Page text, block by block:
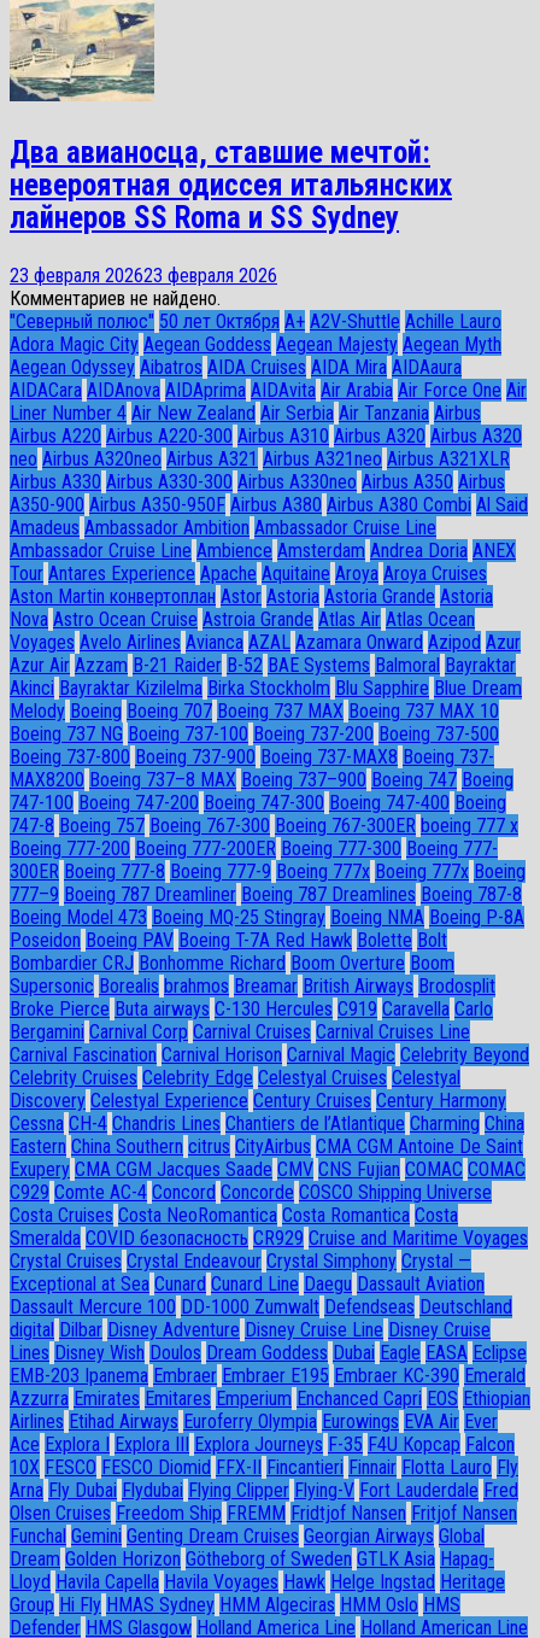
Два авианосца, ставшие мечтой:
невероятная одиссея итальянских
лайнеров SS Roma и SS Sydney
23 февраля 202623 февраля 2026
Комментариев не найдено.
"Северный полюс" 50 лет Октября A+ A2V-Shuttle Achille Lauro
Adora Magic City Aegean Goddess Aegean Majesty Aegean Myth
Aegean Odyssey Aibatros AIDA Cruises AIDA Mira AIDAaura
AIDACara AIDAnova AIDAprima AIDAvita Air Arabia Air Force One Air
Liner Number 4 Air New Zealand Air Serbia Air Tanzania Airbus
Airbus A220 Airbus A220-300 Airbus A310 Airbus A320 Airbus A320
neo Airbus A320neo Airbus A321 Airbus A321neo Airbus A321XLR
Airbus A330 Airbus A330-300 Airbus A330neo Airbus A350 Airbus
A350-900 Airbus A350-950F Airbus A380 Airbus A380 Combi Al Said
Amadeus Ambassador Ambition Ambassador Cruise Line
Ambassador Сruise Line Ambience Amsterdam Andrea Doria ANEX
Tour Antares Experience Apache Aquitaine Aroya Aroya Cruises
Aston Martin конвертоплан Astor Astoria Astoria Grande Astoria
Nova Astro Ocean Cruise Astroia Grande Atlas Air Atlas Ocean
Voyages Avelo Airlines Avianca AZAL Azamara Onward Azipod Azur
Azur Air Azzam B-21 Raider B-52 BAE Systems Balmoral Bayraktar
Akinci Bayraktar Kizilelma Birka Stockholm Blu Sapphire Blue Dream
Melody Boeing Boeing 707 Boeing 737 MAX Boeing 737 MAX 10
Boeing 737 NG Boeing 737-100 Boeing 737-200 Boeing 737-500
Boeing 737-800 Boeing 737-900 Boeing 737-MAX8 Boeing 737-
MAX8200 Boeing 737–8 MAX Boeing 737–900 Boeing 747 Boeing
747-100 Boeing 747-200 Boeing 747-300 Boeing 747-400 Boeing
747-8 Boeing 757 Boeing 767-300 Boeing 767-300ER boeing 777 x
Boeing 777-200 Boeing 777-200ER Boeing 777-300 Boeing 777-
300ER Boeing 777-8 Boeing 777-9 Boeing 777x Boeing 777х Boeing
777–9 Boeing 787 Dreamliner Boeing 787 Dreamlines Boeing 787-8
Boeing Model 473 Boeing MQ-25 Stingray Boeing NMA Boeing P-8A
Poseidon Boeing PAV Boeing T-7A Red Hawk Bolette Bolt
Bombardier CRJ Bonhomme Richard Boom Overture Boom
Supersonic Borealis brahmos Breamar British Airways Brodosplit
Broke Pierce Buta airways C-130 Hercules C919 Caravella Carlo
Bergamini Carnival Corp Carnival Cruises Carnival Cruises Line
Carnival Fascination Carnival Horison Carnival Magic Celebrity Beyond
Celebrity Cruises Celebrity Edge Celestyal Cruises Celestyal
Discovery Celestyal Experience Century Cruises Century Harmony
Cessna CH-4 Chandris Lines Chantiers de l’Atlantique Charming China
Eastern China Southern citrus CityAirbus CMA CGM Antoine De Saint
Exupery CMA CGM Jacques Saade CMV CNS Fujian COMAC COMAC
C929 Comte AC-4 Concord Concorde COSCO Shipping Universe
Costa Cruises Costa NeoRomantica Costa Romantica Costa
Smeralda COVID безопасность CR929 Cruise and Maritime Voyages
Crystal Cruises Crystal Endeavour Crystal Simphony Crystal —
Exceptional at Sea Cunard Cunard Line Daegu Dassault Aviation
Dassault Mercure 100 DD-1000 Zumwalt Defendseas Deutschland
digital Dilbar Disney Adventure Disney Cruise Line Disney Cruise
Lines Disney Wish Doulos Dream Goddess Dubai Eagle EASA Eclipse
EMB-203 Ipanema Embraer Embraer E195 Embraer KC-390 Emerald
Azzurra Emirates Emitares Emperium Enchanced Capri EOS Ethiopian
Airlines Etihad Airways Euroferry Olympia Eurowings EVA Air Ever
Ace Explora I Explora III Explora Journeys F-35 F4U Корсар Falcon
10X FESCO FESCO Diomid FFX-II Fincantieri Finnair Flotta Lauro Fly
Arna Fly Dubai Flydubai Flying Clipper Flying-V Fort Lauderdale Fred
Olsen Cruises Freedom Ship FREMM Fridtjof Nansen Fritjof Nansen
Funchal Gemini Genting Dream Cruises Georgian Airways Global
Dream Golden Horizon Götheborg of Sweden GTLK Asia Hapag-
Lloyd Havila Capella Havila Voyages Hawk Helge Ingstad Heritage
Group Hi Fly HMAS Sydney HMM Algeciras HMM Oslo HMS
Defender HMS Glasgow Holland America Line Holland American Line